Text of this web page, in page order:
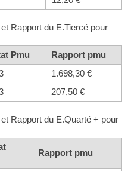
Rapport du E.Tiercé pour
Pmu
Rapport pmu
1.698,30 €
207,50 €
Rapport du E.Quarté + pour
Rapport pmu